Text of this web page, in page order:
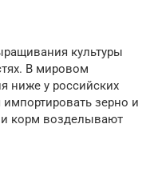
культуры
В мировом
ниже у российских
зерно и
и корм возделывают